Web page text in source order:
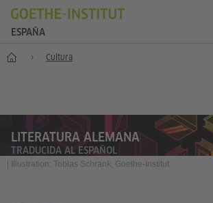
ESPAÑA
Inicio Cultura
LITERATURA ALEMANA
TRADUCIDA AL ESPAÑOL
Illustration: Tobias Schrank, Goethe-Institut